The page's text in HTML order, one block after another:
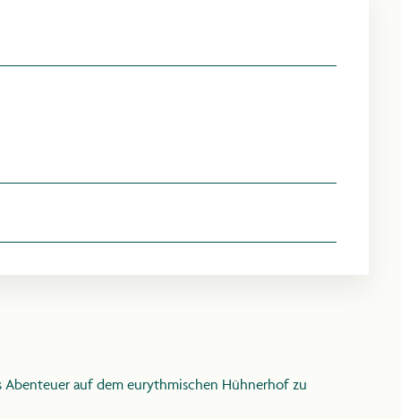
Abenteuer auf dem eurythmischen Hühnerhof zu